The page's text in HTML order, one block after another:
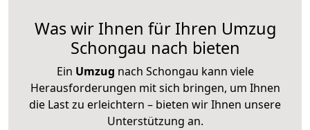
Was wir Ihnen für Ihren Umzug
Schongau nach bieten
Ein Umzug nach Schongau kann viele
Herausforderungen mit sich bringen, um Ihnen
die Last zu erleichtern – bieten wir Ihnen unsere
Unterstützung an.